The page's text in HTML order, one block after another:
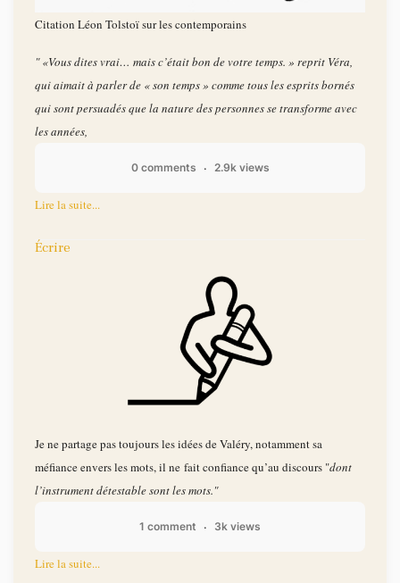
Citation Léon Tolstoï sur les contemporains
" «Vous dites vrai… mais c’était bon de votre temps. » reprit Véra,
qui aimait à parler de « son temps » comme tous les esprits bornés
qui sont persuadés que la nature des personnes se transforme avec
les années,
0 comments 2.9k views
Lire la suite...
Écrire
Je ne partage pas toujours les idées de Valéry, notamment sa
méfiance envers les mots, il ne fait confiance qu’au discours "dont
l’instrument détestable sont les mots."
1 comment 3k views
Lire la suite...